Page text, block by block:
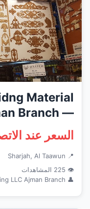
Material
Branch —
Doors...
السعر عند
📍 Sharjah, Al Taawun
👁 225 المشاهدات
👤 Waseem Builidng Material Trading LLC Ajman Branch